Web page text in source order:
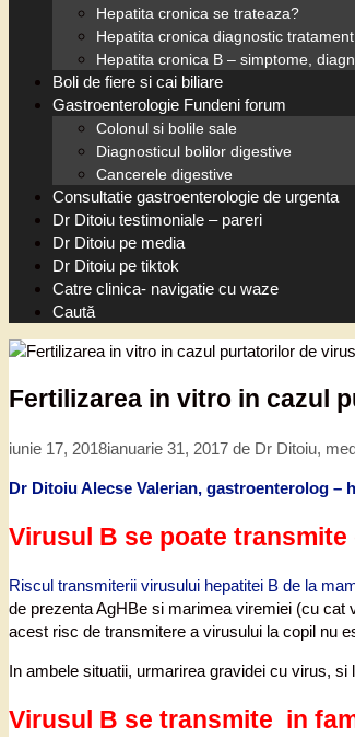
Hepatita cronica se trateaza?
Hepatita cronica diagnostic tratament
Hepatita cronica B – simptome,
Boli de fiere si cai biliare
Gastroenterologie Fundeni forum
Colonul si bolile sale
Diagnosticul bolilor digestive
Cancerele digestive
Consultatie gastroenterologie de urgenta
Dr Ditoiu testimoniale – pareri
Dr Ditoiu pe media
Dr Ditoiu pe tiktok
Catre clinica- navigatie cu waze
Caută
Fertilizarea in vitro in cazul
iunie 17, 2018ianuarie 31, 2017 de Dr Ditoiu,
Dr Ditoiu Alecse Valerian, gastroenterolog –
Virusul B se poate transmite
Riscul transmiterii virusului hepatitei B de la
de prezenta AgHBe si marimea viremiei (cu
acest risc de transmitere a virusului la copil nu
In ambele situatii, urmarirea gravidei cu virus,
Virusul B se transmite in